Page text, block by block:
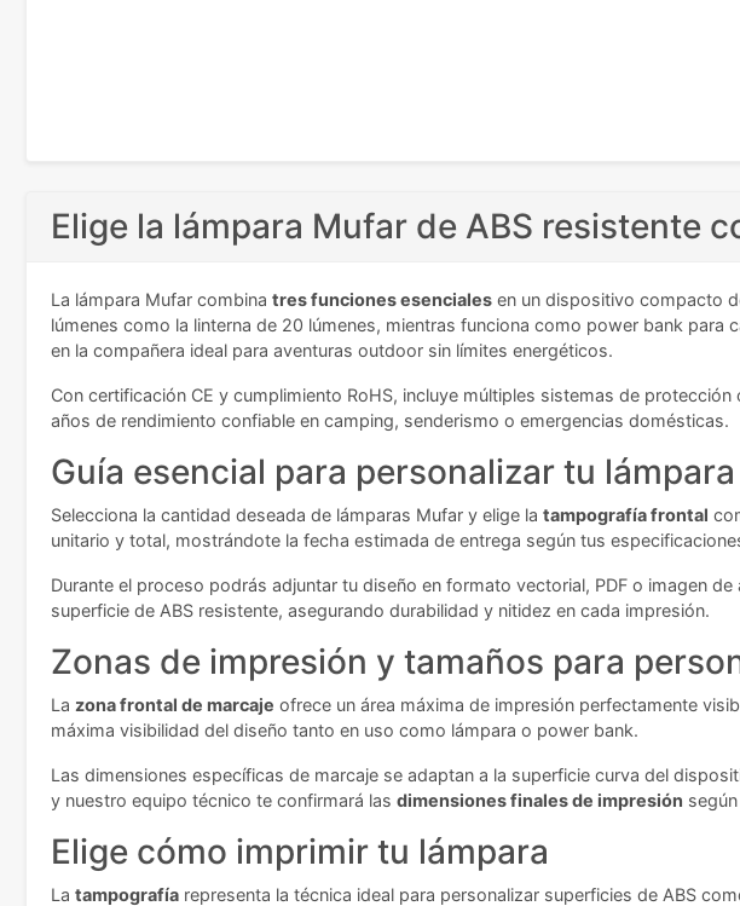
Elige la lámpara Mufar de ABS resistente
La lámpara Mufar combina tres funciones esenciales en un dispositivo compacto
lúmenes como la linterna de 20 lúmenes, mientras funciona como power bank para
en la compañera ideal para aventuras outdoor sin límites energéticos.
Con certificación CE y cumplimiento RoHS, incluye múltiples sistemas de
años de rendimiento confiable en camping, senderismo o emergencias domésticas.
Guía esencial para personalizar tu lámpara
Selecciona la cantidad deseada de lámparas Mufar y elige la tampografía frontal
unitario y total, mostrándote la fecha estimada de entrega según tus
Durante el proceso podrás adjuntar tu diseño en formato vectorial, PDF o imagen
superficie de ABS resistente, asegurando durabilidad y nitidez en cada impresión.
Zonas de impresión y tamaños para
La zona frontal de marcaje ofrece un área máxima de impresión perfectamente
máxima visibilidad del diseño tanto en uso como lámpara o power bank.
Las dimensiones específicas de marcaje se adaptan a la superficie curva del
y nuestro equipo técnico te confirmará las dimensiones finales de impresión
Elige cómo imprimir tu lámpara
La tampografía representa la técnica ideal para personalizar superficies de ABS